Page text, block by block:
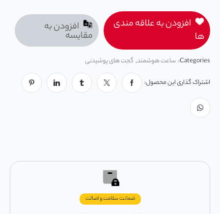
افزودن به علاقه مندی
ها
افزودن به
مقایسه
Categories: ساعت هوشمند, گجت های پوشیدنی
اشتراک گذاری این محصول:
ضمانت سلامت و اصالت